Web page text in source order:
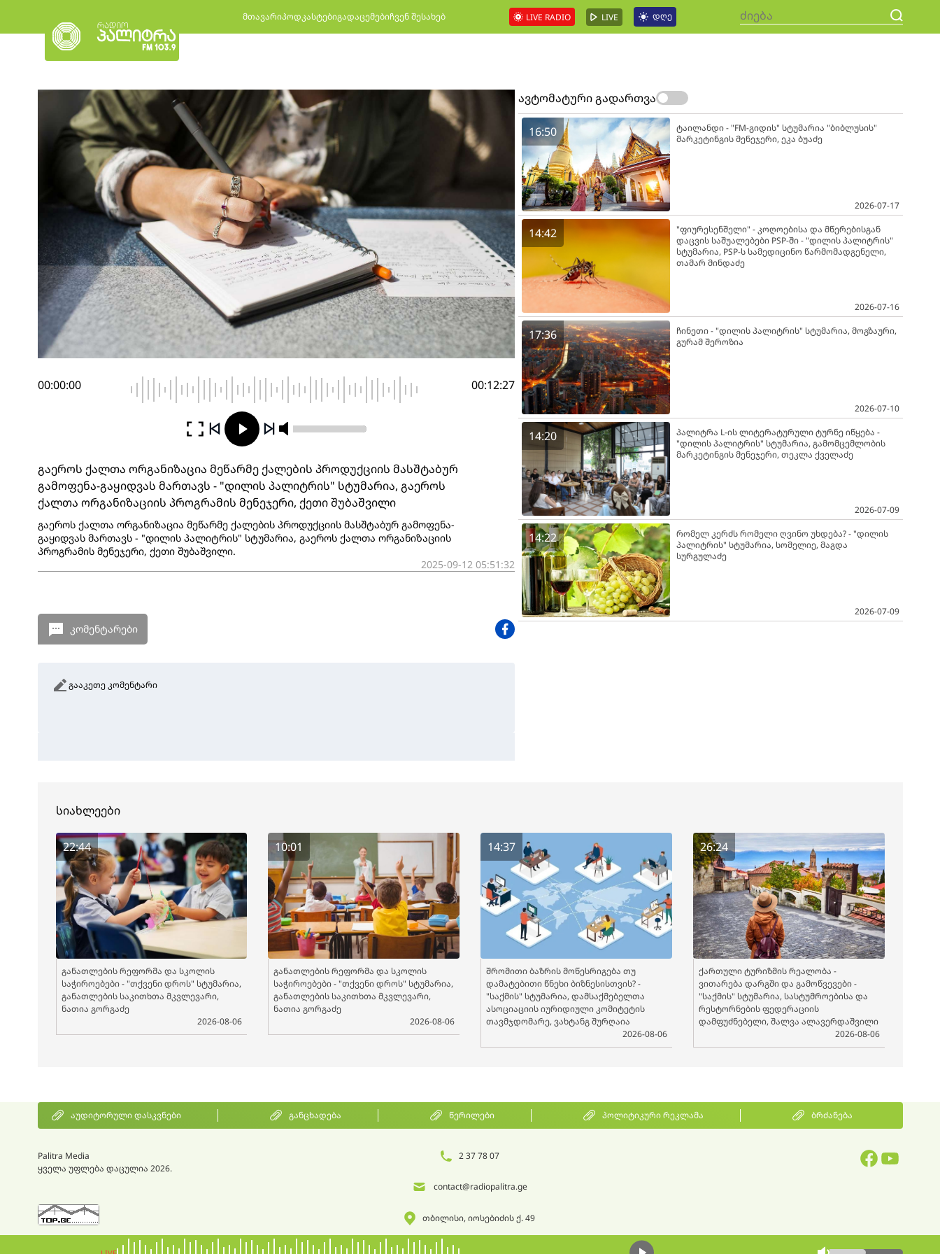
მთავარიპოდკასტებიგადაცემებიჩვენ შესახებ LIVE RADIO LIVE დღე
00:00:00 00:12:27
გაეროს ქალთა ორგანიზაცია მეწარმე ქალების პროდუქციის მასშტაბურ
გამოფენა-გაყიდვას მართავს - "დილის პალიტრის" სტუმარია, გაეროს
ქალთა ორგანიზაციის პროგრამის მენეჯერი, ქეთი შუბაშვილი
გაეროს ქალთა ორგანიზაცია მეწარმე ქალების პროდუქციის მასშტაბურ გამოფენა-
გაყიდვას მართავს - "დილის პალიტრის" სტუმარია, გაეროს ქალთა ორგანიზაციის
პროგრამის მენეჯერი, ქეთი შუბაშვილი.
2025-09-12 05:51:32
კომენტარები
გააკეთე კომენტარი
ავტომატური გადართვა
16:50
ტაილანდი - "FM-გიდის" სტუმარია "ბიბლუსის"
მარკეტინგის მენეჯერი, ეკა ბუაძე
2026-07-17
14:42
"ფიურესენშელი" - კოღოებისა და მწერებისგან
დაცვის საშუალებები PSP-ში - "დილის პალიტრის"
სტუმარია, PSP-ს სამედიცინო წარმომადგენელი,
თამარ მინდაძე
2026-07-16
17:36
ჩინეთი - "დილის პალიტრის" სტუმარია, მოგზაური,
გურამ შეროზია
2026-07-10
14:20
პალიტრა L-ის ლიტერატურული ტურნე იწყება -
"დილის პალიტრის" სტუმარია, გამომცემლობის
მარკეტინგის მენეჯერი, თეკლა ქველაძე
2026-07-09
14:22
რომელ კერძს რომელი ღვინო უხდება? - "დილის
პალიტრის" სტუმარია, სომელიე, მაგდა
სურგულაძე
2026-07-09
სიახლეები
22:44
განათლების რეფორმა და სკოლის
საჭიროებები - "თქვენი დროს" სტუმარია,
განათლების საკითხთა მკვლევარი,
ნათია გორგაძე
2026-08-06
10:01
განათლების რეფორმა და სკოლის
საჭიროებები - "თქვენი დროს" სტუმარია,
განათლების საკითხთა მკვლევარი,
ნათია გორგაძე
2026-08-06
14:37
შრომითი ბაზრის მოწესრიგება თუ
დამატებითი წნეხი ბიზნესისთვის? -
"საქმის" სტუმარია, დამსაქმებელთა
ასოციაციის იურიდიული კომიტეტის
თავმჯდომარე, ვახტანგ შურღაია
2026-08-06
26:24
ქართული ტურიზმის რეალობა -
ვითარება დარგში და გამოწვევები -
"საქმის" სტუმარია, სასტუმროებისა და
რესტორნების ფედერაციის
დამფუძნებელი, შალვა ალავერდაშვილი
2026-08-06
აუდიტორული დასკვნები განცხადება წერილები პოლიტიკური რეკლამა ბრძანება
Palitra Media
ყველა უფლება დაცულია 2026.
2 37 78 07
contact@radiopalitra.ge
თბილისი, იოსებიძის ქ. 49